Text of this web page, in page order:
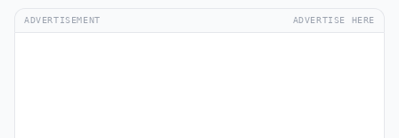
ADVERTISEMENT ADVERTISE HERE